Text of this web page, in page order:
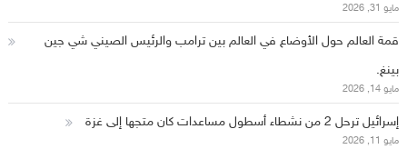
مايو 31, 2026
قمة العالم حول الأوضاع في العالم بين ترامب والرئيس الصيني شي جين
بينغ.
مايو 14, 2026
إسرائيل ترحل 2 من نشطاء أسطول مساعدات كان متجها إلى غزة
مايو 11, 2026